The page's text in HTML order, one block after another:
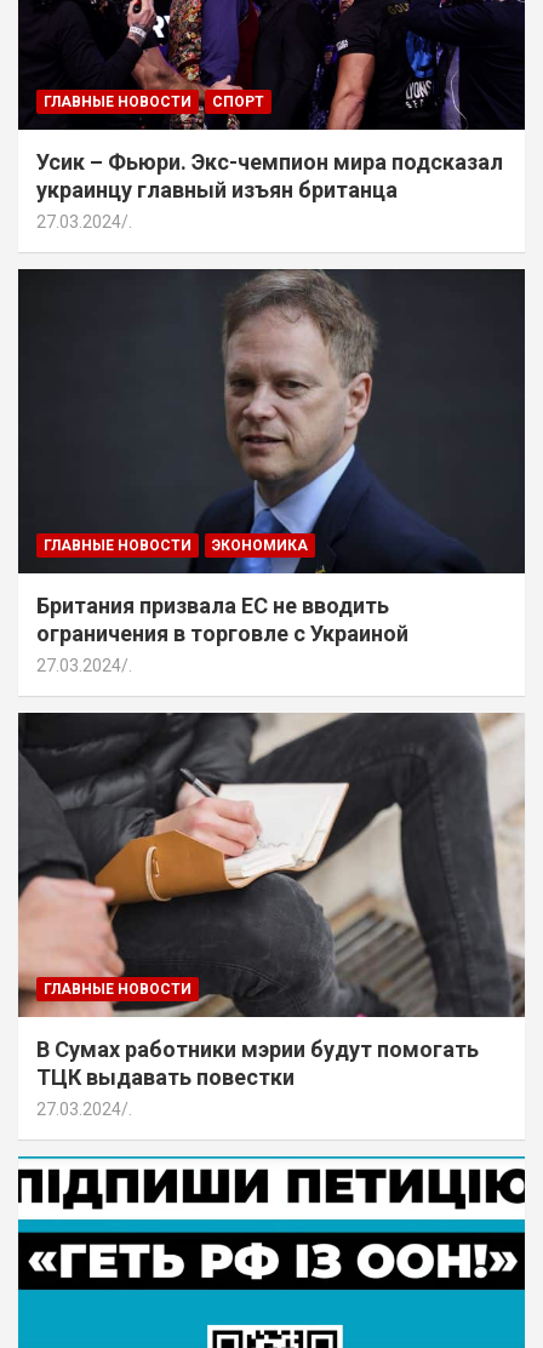
ГЛАВНЫЕ НОВОСТИ СПОРТ
Усик – Фьюри. Экс-чемпион мира подсказал
украинцу главный изъян британца
27.03.2024 .
ГЛАВНЫЕ НОВОСТИ ЭКОНОМИКА
Британия призвала ЕС не вводить
ограничения в торговле с Украиной
27.03.2024
ГЛАВНЫЕ НОВОСТИ
В Сумах работники мэрии будут помогать
ТЦК выдавать повестки
27.03.2024